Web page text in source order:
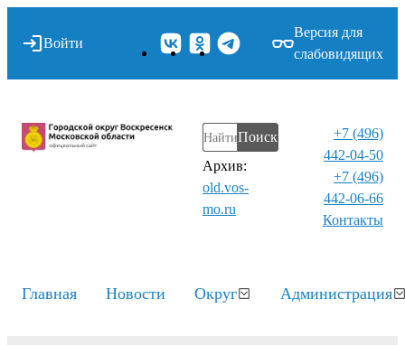
Войти
Версия для
слабовидящих
Поиск
Архив:
old.vos-
mo.ru
+7 (496)
442-04-50
+7 (496)
442-06-66
Контакты⁠
Главная Новости Округ Администрация